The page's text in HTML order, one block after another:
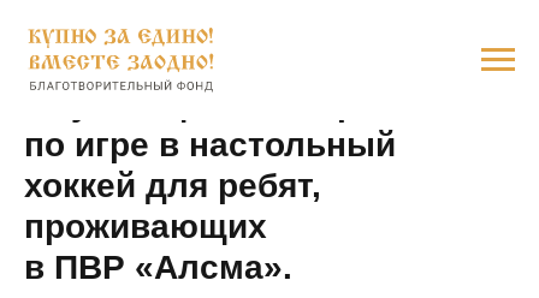
Обучающий мастер-класс
по игре в настольный
хоккей для ребят,
проживающих
в ПВР «Алсма».